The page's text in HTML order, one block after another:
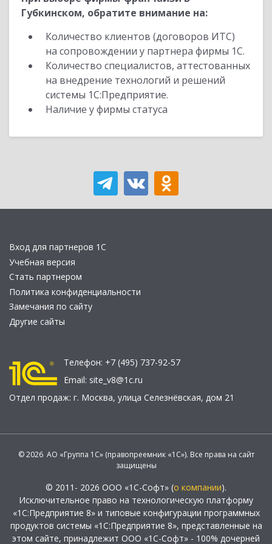
Губкинском, обратите внимание на:
Количество клиентов (договоров ИТС)
на сопровождении у партнера фирмы 1С.
Количество специалистов, аттестованных
на внедрение технологий и решений
системы 1С:Предприятие.
Наличие у фирмы статуса
Вход для партнеров 1С
Учебная версия
Стать партнером
Политика конфиденциальности
Замечания по сайту
Другие сайты
Телефон: +7 (495) 737-92-57
Email: site_v8@1c.ru
Отдел продаж: г. Москва, улица Селезнёвская, дом 21
© 2026 АО «Группа 1С» (правопреемник «1С»). Все права на сайт
защищены
© 2011- 2026 ООО «1С-Софт» (о компании).
Исключительное право на технологическую платформу
«1С:Предприятие 8» и типовые конфигурации программных
продуктов системы «1С:Предприятие 8», представленные на
этом сайте, принадлежит ООО «1С-Софт» - 100% дочерней